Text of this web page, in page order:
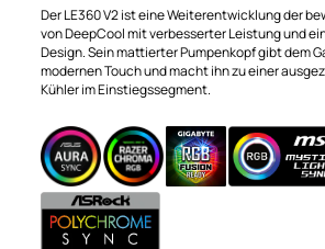
Der LE360 V2 ist eine Weiterentwicklung der
von DeepCool mit verbesserter Leistung und
Design. Sein mattierter Pumpenkopf gibt dem
modernen Touch und macht ihn zu einer
Kühler im Einstiegssegment.